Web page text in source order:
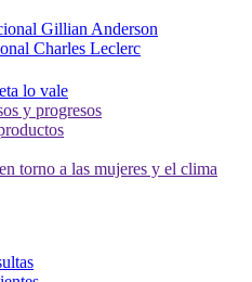
Gillian Anderson
Charles Leclerc
lo vale
y progresos
torno a las mujeres y el clima